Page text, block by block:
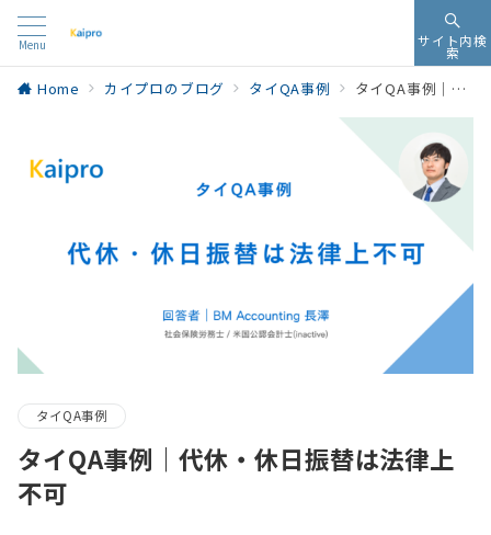
Menu サイト内検
索
Home カイプロのブログ タイQA事例 タイQA事例｜代休・休日振替は法律上不可
タイQA事例
タイQA事例｜代休・休日振替は法律上
不可